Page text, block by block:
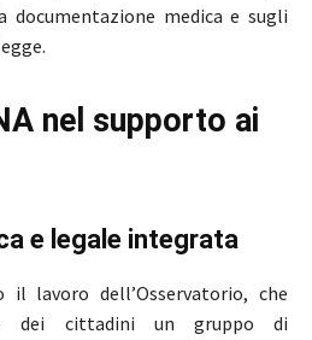
documentazione medica e sugli
nel supporto ai
e legale integrata
il lavoro dell’Osservatorio, che
dei cittadini un gruppo di